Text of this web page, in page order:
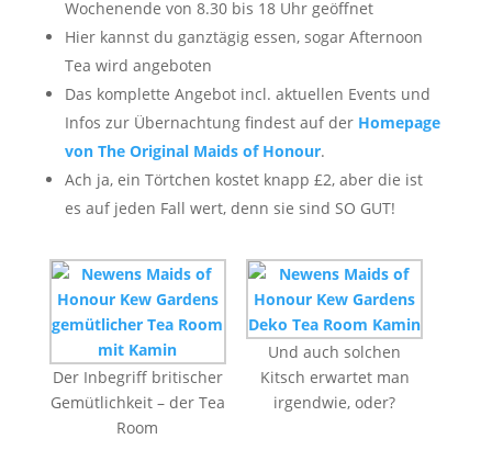
Wochenende von 8.30 bis 18 Uhr geöffnet
Hier kannst du ganztägig essen, sogar Afternoon
Tea wird angeboten
Das komplette Angebot incl. aktuellen Events und
Infos zur Übernachtung findest auf der Homepage
von The Original Maids of Honour.
Ach ja, ein Törtchen kostet knapp £2, aber die ist
es auf jeden Fall wert, denn sie sind SO GUT!
Der Inbegriff britischer
Gemütlichkeit – der Tea
Room
Und auch solchen
Kitsch erwartet man
irgendwie, oder?